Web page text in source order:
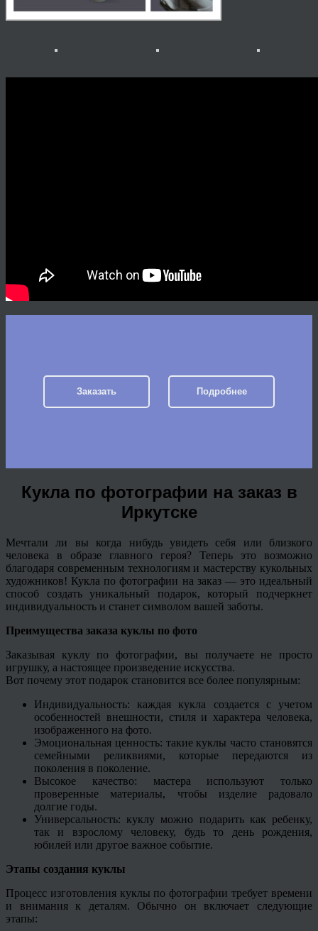
Заказать Подробнее
Кукла по фотографии на заказ в
Иркутске
Мечтали ли вы когда нибудь увидеть себя или близкого
человека в образе главного героя? Теперь это возможно
благодаря современным технологиям и мастерству кукольных
художников! Кукла по фотографии на заказ — это идеальный
способ создать уникальный подарок, который подчеркнет
индивидуальность и станет символом вашей заботы.
Преимущества заказа куклы по фото
Заказывая куклу по фотографии, вы получаете не просто
игрушку, а настоящее произведение искусства.
Вот почему этот подарок становится все более популярным:
Индивидуальность: каждая кукла создается с учетом
особенностей внешности, стиля и характера человека,
изображенного на фото.
Эмоциональная ценность: такие куклы часто становятся
семейными реликвиями, которые передаются из
поколения в поколение.
Высокое качество: мастера используют только
проверенные материалы, чтобы изделие радовало
долгие годы.
Универсальность: куклу можно подарить как ребенку,
так и взрослому человеку, будь то день рождения,
юбилей или другое важное событие.
Этапы создания куклы
Процесс изготовления куклы по фотографии требует времени
и внимания к деталям. Обычно он включает следующие
этапы: